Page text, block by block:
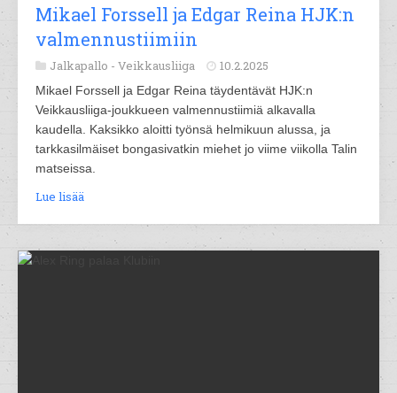
Mikael Forssell ja Edgar Reina HJK:n
valmennustiimiin
Jalkapallo - Veikkausliiga 10.2.2025
Mikael Forssell ja Edgar Reina täydentävät HJK:n
Veikkausliiga-joukkueen valmennustiimiä alkavalla
kaudella. Kaksikko aloitti työnsä helmikuun alussa, ja
tarkkasilmäiset bongasivatkin miehet jo viime viikolla Talin
matseissa.
Lue lisää